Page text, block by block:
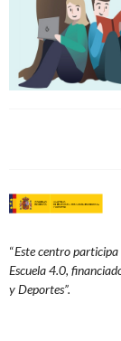
“Este centro participa
Escuela 4.0,
y Deportes”.